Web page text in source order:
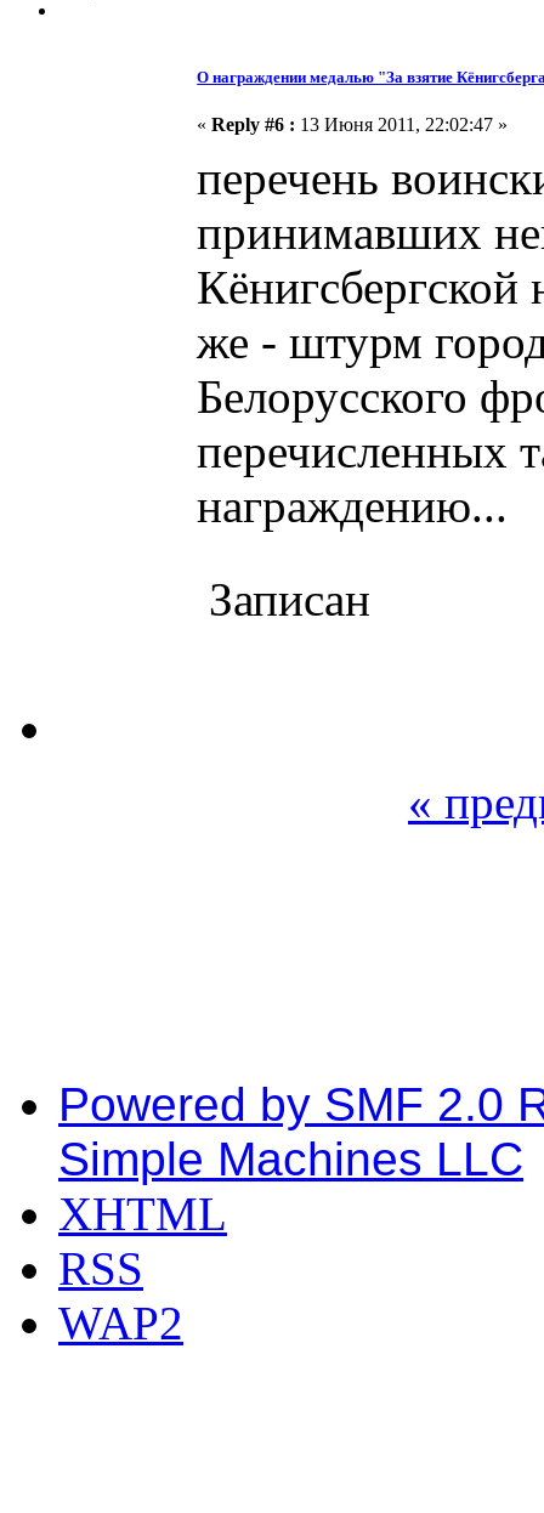
О награждении медалью "За взятие
«Reply #6 : 13 Июня 2011, 22:02:47 »
перечень
принимавших
Кёнигсбергской
же - штурм
Белорусского
перечисленных
награждению...
Записан
«
Powered by SMF 2.0
Simple Machines LLC
XHTML
RSS
WAP2